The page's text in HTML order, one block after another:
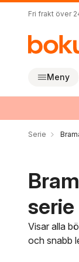
Fri frakt över
Meny
Serie
serie
Visar alla
och snabb